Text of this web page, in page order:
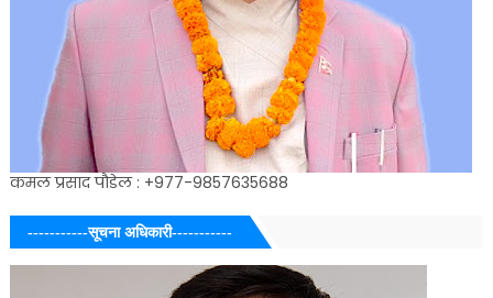
कमल प्रसाद पौडेल : +977-9857635688
-----------सूचना अधिकारी-----------